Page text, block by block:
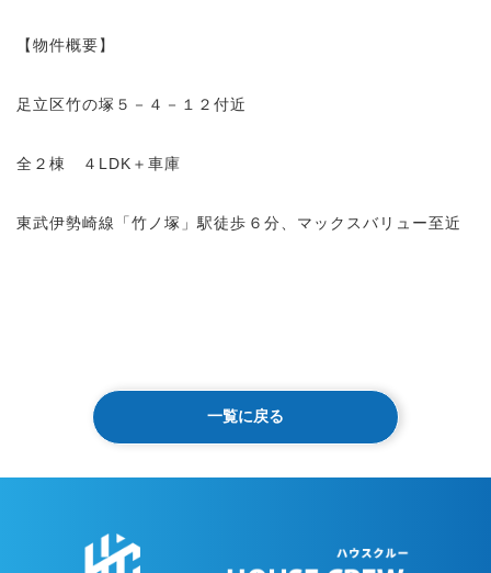
【物件概要】
足立区竹の塚５－４－１２付近
全２棟 ４LDK＋車庫
東武伊勢崎線「竹ノ塚」駅徒歩６分、マックスバリュー至近
一覧に戻る